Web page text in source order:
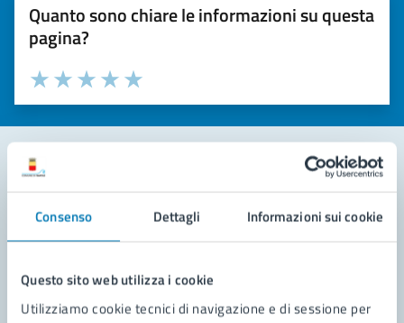
Consenso Dettagli Informazioni sui cookie
Questo sito web utilizza i cookie
Utilizziamo cookie tecnici di navigazione e di sessione per
Quanto sono chiare le informazioni su questa
pagina?
Valuta la chiarezza delle informazioni (da 1 a 5 stelle)
Seleziona il numero di stelle per valutare la chiarezza delle
Valuta 5 stelle su 5
Valuta 4 stelle su 5
Valuta 3 stelle su 5
Valuta 2 stelle su 5
Valuta 1 stelle su 5
Leggi le domande frequenti
Richiedi assistenza
Prenota appuntamento